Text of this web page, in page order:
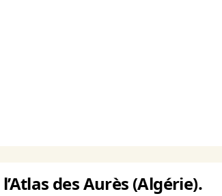
des Aurès (Algérie).